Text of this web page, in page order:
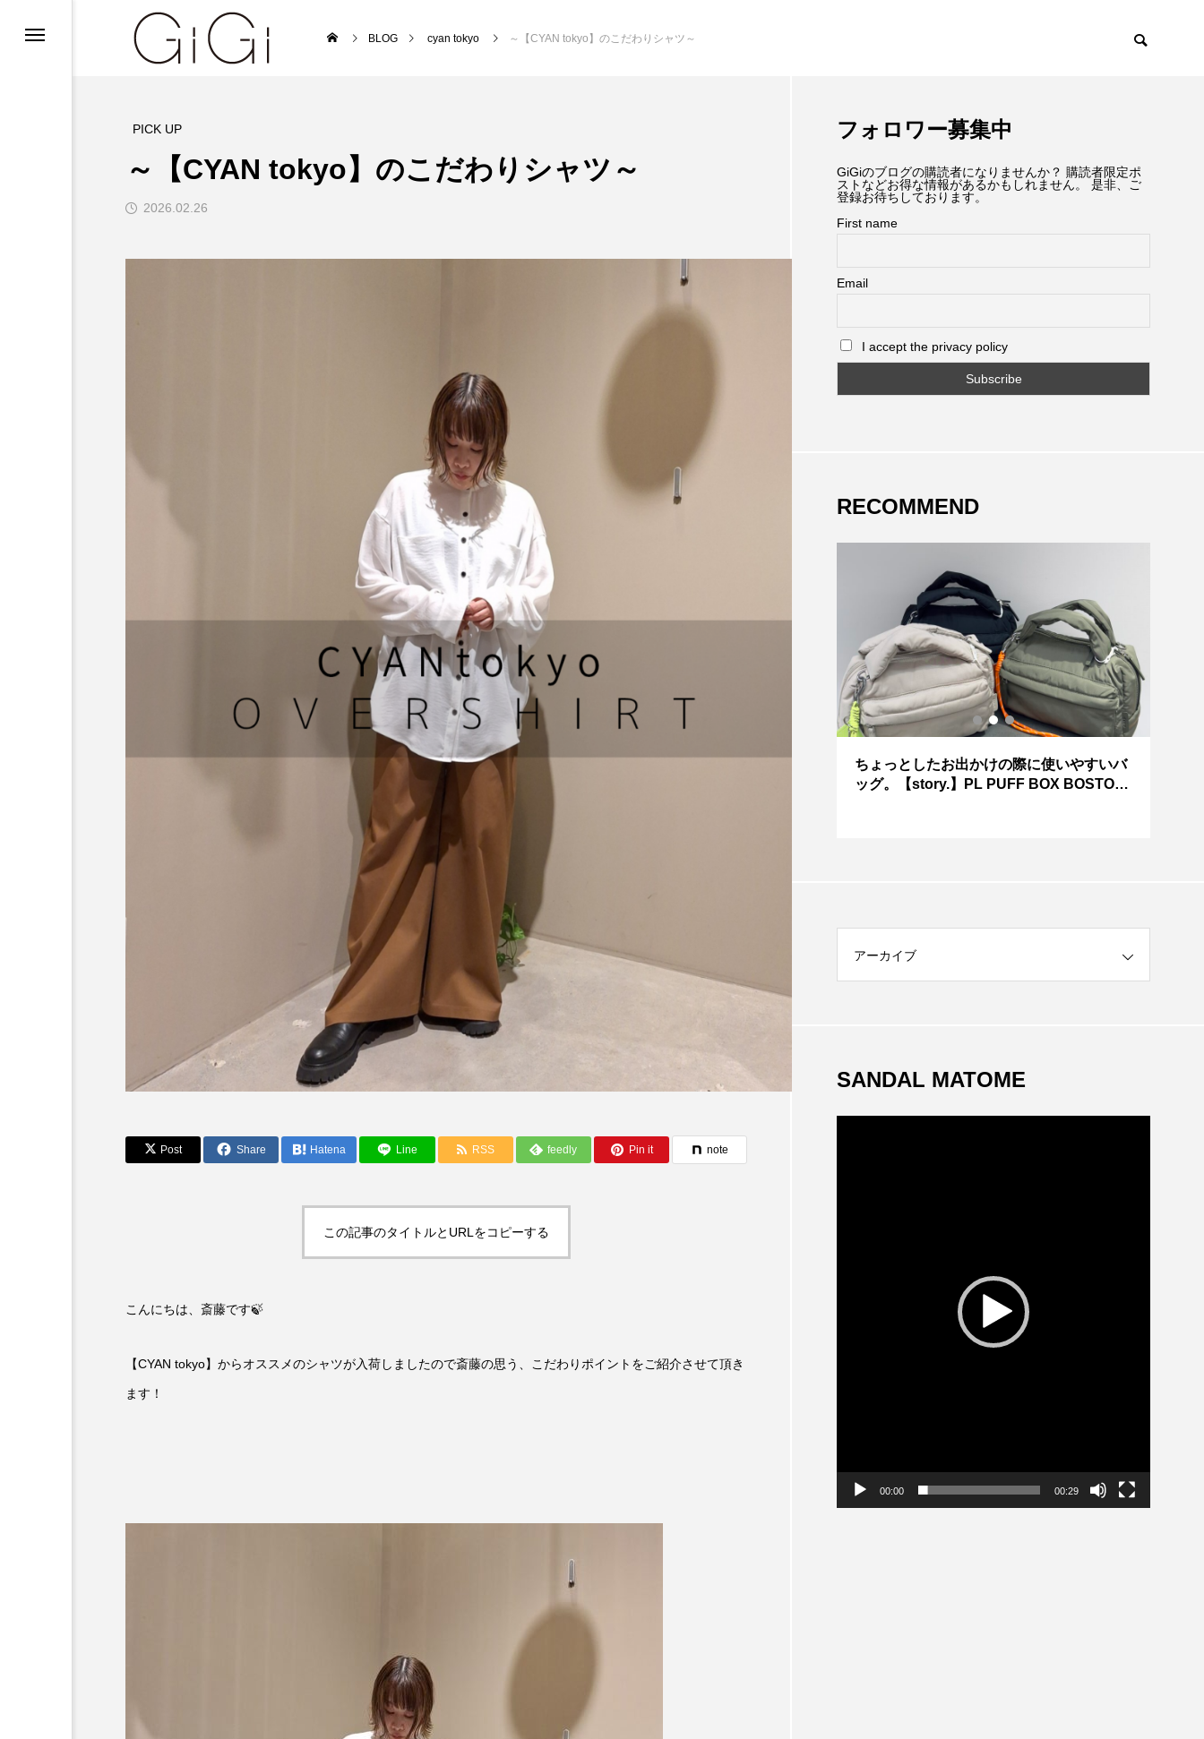
BLOG cyan tokyo ～【CYAN tokyo】のこだわりシャツ～
PICK UP
～【CYAN tokyo】のこだわりシャツ～
2026.02.26
Post Share Hatena Line RSS feedly Pin it note
この記事のタイトルとURLをコピーする
こんにちは、斎藤です🍃
【CYAN tokyo】からオススメのシャツが入荷しましたので斎藤の思う、こだわりポイントをご紹介させて頂き
ます！
フォロワー募集中
GiGiのブログの購読者になりませんか？ 購読者限定ポ
ストなどお得な情報があるかもしれません。 是非、ご
登録お待ちしております。
First name
Email
I accept the privacy policy
RECOMMEND
～今日から活躍する秋アイテム～【CLOC
今ならこう着る
ちょっとしたお出かけの際に使いやすいバ
ッグ。【story.】PL PUFF BOX BOSTON
アーカイブ
SANDAL MATOME
00:00 00:29